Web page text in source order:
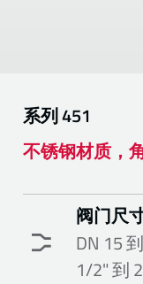
系列451
不锈钢材质，
阀门尺
DN 15
1/2" 到